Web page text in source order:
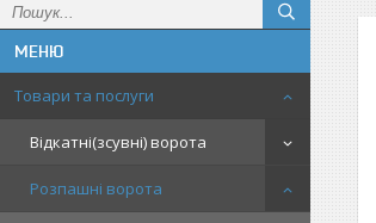
Товари та послуги
Відкатні(зсувні) ворота
Розпашні ворота